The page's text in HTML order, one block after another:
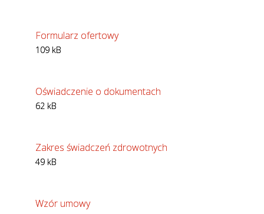
Formularz ofertowy
109 kB
Oświadczenie o dokumentach
62 kB
Zakres świadczeń zdrowotnych
49 kB
Wzór umowy